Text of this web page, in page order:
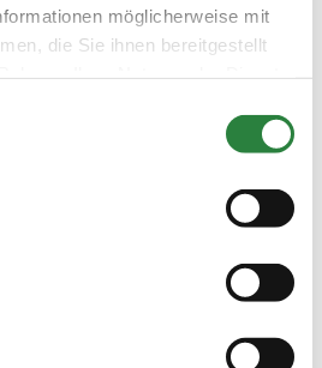
möglicherweise mit
die Sie ihnen bereitgestellt
Weidelgras und Schwingel,
sonnigen Morgen)
die eine Hufrehe auslösen
Entzündung der
sich senkt und die